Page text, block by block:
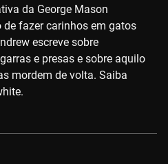
da George Mason
de fazer carinhos em gatos
escreve sobre
e presas e sobre aquilo
mordem de volta. Saiba